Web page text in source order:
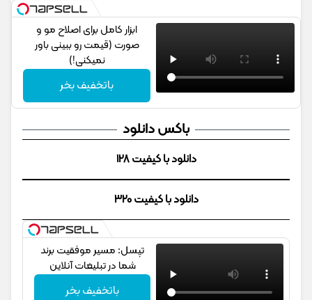
ابزار کامل برای اصلاح مو و
صورت (قیمت رو ببینی باور
نمیکنی!)
باتخفیف بخر
باکس دانلود
دانلود با کیفیت 128
دانلود با کیفیت 320
تپسل: مسیر موفقیت برند
شما در تبلیغات آنلاین
باتخفیف بخر